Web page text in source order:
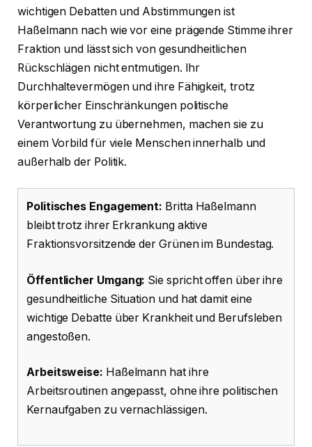
wichtigen Debatten und Abstimmungen ist
Haßelmann nach wie vor eine prägende Stimme ihrer
Fraktion und lässt sich von gesundheitlichen
Rückschlägen nicht entmutigen. Ihr
Durchhaltevermögen und ihre Fähigkeit, trotz
körperlicher Einschränkungen politische
Verantwortung zu übernehmen, machen sie zu
einem Vorbild für viele Menschen innerhalb und
außerhalb der Politik.
Politisches Engagement: Britta Haßelmann
bleibt trotz ihrer Erkrankung aktive
Fraktionsvorsitzende der Grünen im Bundestag.
Öffentlicher Umgang: Sie spricht offen über ihre
gesundheitliche Situation und hat damit eine
wichtige Debatte über Krankheit und Berufsleben
angestoßen.
Arbeitsweise: Haßelmann hat ihre
Arbeitsroutinen angepasst, ohne ihre politischen
Kernaufgaben zu vernachlässigen.